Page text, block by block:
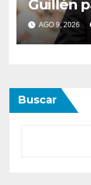
Guillén
número
AGO 9, 2026
Buscar